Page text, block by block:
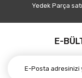
Yedek Parça
E-